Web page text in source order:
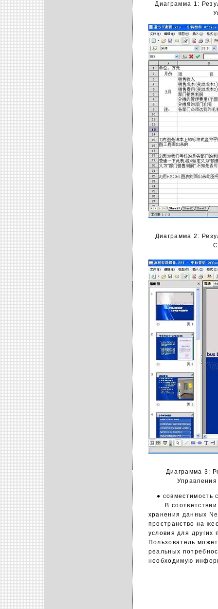
Диаграмма 1:
Диаграмма 2:
Диаграмма 3:
● совместимость
В соответствии с
хранения данных
пространство на
условия для
Пользователь
реальных
необходимую